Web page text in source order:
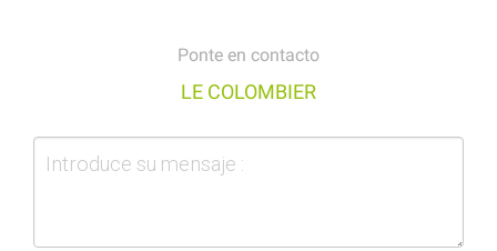
Ponte en contacto
LE COLOMBIER